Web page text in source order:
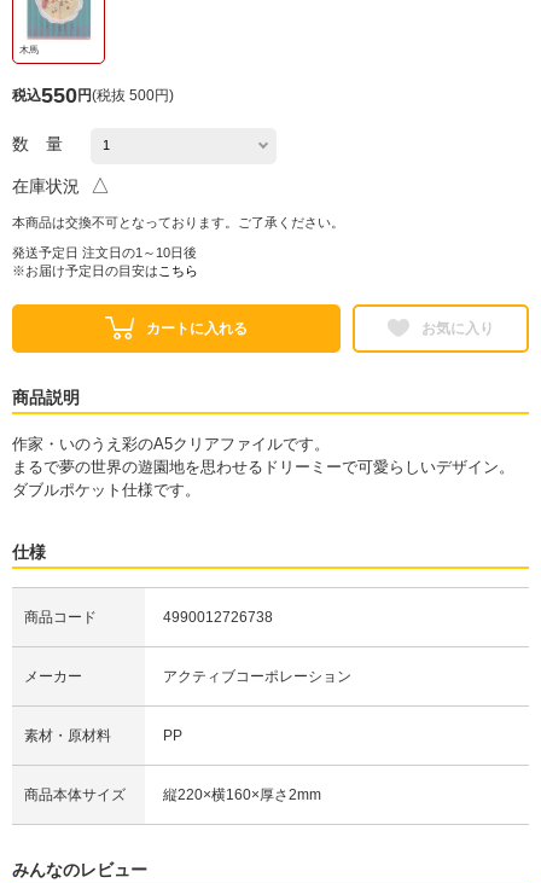
木馬
税込550円(税抜 500円)
数 量
在庫状況 △
本商品は交換不可となっております。ご了承ください。
発送予定日 注文日の1～10日後
※お届け予定日の目安は こちら
カートに入れる お気に入り
商品説明
作家・いのうえ彩のA5クリアファイルです。
まるで夢の世界の遊園地を思わせるドリーミーで可愛らしいデザイン。
ダブルポケット仕様です。
仕様
商品コード 4990012726738
メーカー アクティブコーポレーション
素材・原材料 PP
商品本体サイズ 縦220×横160×厚さ2mm
みんなのレビュー